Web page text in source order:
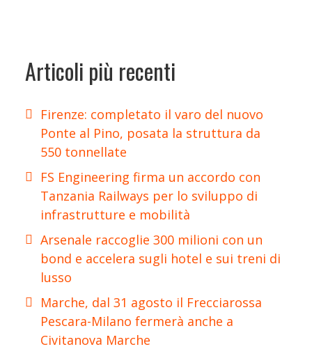
Articoli più recenti
Firenze: completato il varo del nuovo
Ponte al Pino, posata la struttura da
550 tonnellate
FS Engineering firma un accordo con
Tanzania Railways per lo sviluppo di
infrastrutture e mobilità
Arsenale raccoglie 300 milioni con un
bond e accelera sugli hotel e sui treni di
lusso
Marche, dal 31 agosto il Frecciarossa
Pescara-Milano fermerà anche a
Civitanova Marche